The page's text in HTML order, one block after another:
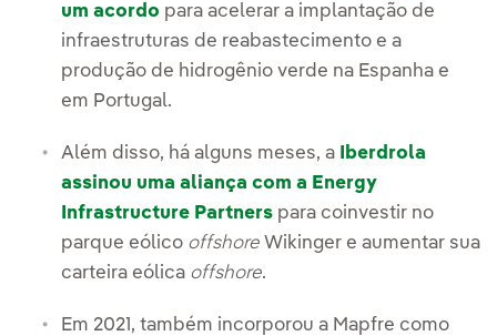
um acordo para acelerar a implantação de
infraestruturas de reabastecimento e a
produção de hidrogênio verde na Espanha e
em Portugal.
Além disso, há alguns meses, a
Iberdrola
assinou uma aliança com a Energy
Infrastructure Partners para coinvestir no
parque eólico offshore Wikinger e aumentar sua
carteira eólica offshore.
Em 2021, também incorporou a Mapfre como